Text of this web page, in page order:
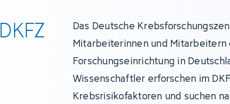
DKFZ
Das Deutsche
Mitarbeiterinnen und
Forschungseinrichtung in
Wissenschaftler erforschen im
Krebsrisikofaktoren und suchen